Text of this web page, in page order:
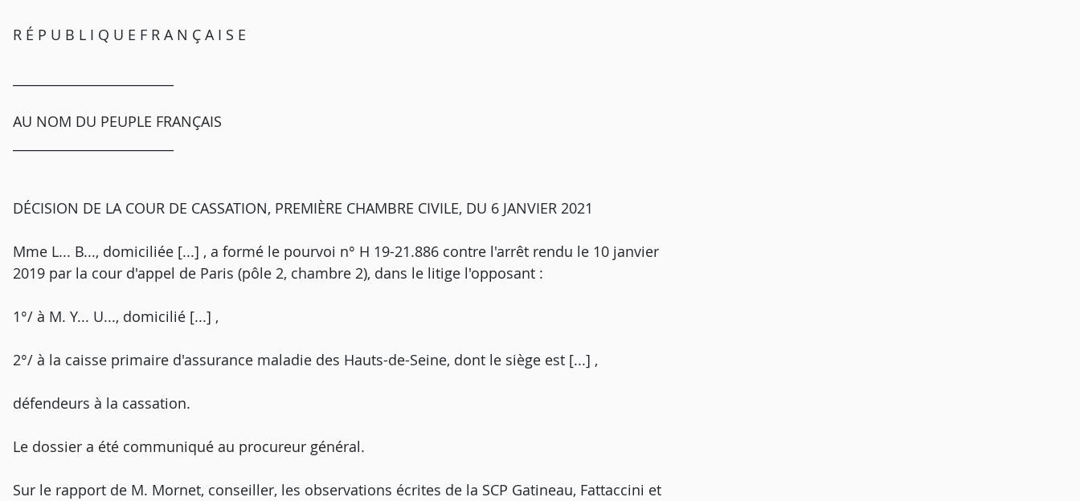
R É P U B L I Q U E F R A N Ç A I S E
AU NOM DU PEUPLE FRANÇAIS
DÉCISION DE LA COUR DE CASSATION, PREMIÈRE CHAMBRE CIVILE, DU 6 JANVIER 2021
Mme L... B..., domiciliée [...] , a formé le pourvoi n° H 19-21.886 contre l'arrêt rendu le 10 janvier
2019 par la cour d'appel de Paris (pôle 2, chambre 2), dans le litige l'opposant :
1°/ à M. Y... U..., domicilié [...] ,
2°/ à la caisse primaire d'assurance maladie des Hauts-de-Seine, dont le siège est [...] ,
défendeurs à la cassation.
Le dossier a été communiqué au procureur général.
Sur le rapport de M. Mornet, conseiller, les observations écrites de la SCP Gatineau, Fattaccini et